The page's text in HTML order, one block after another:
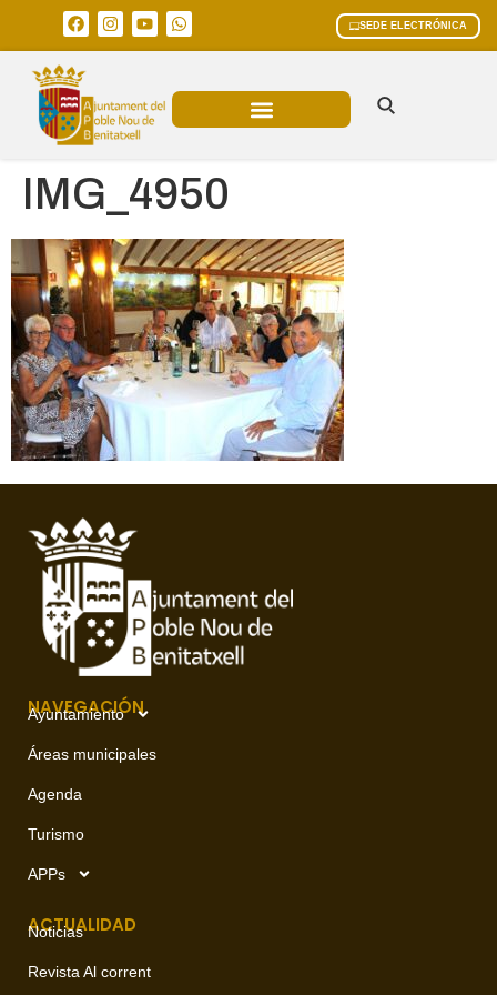
SEDE ELECTRÓNICA
IMG_4950
NAVEGACIÓN
Ayuntamiento
Áreas municipales
Agenda
Turismo
APPs
ACTUALIDAD
Noticias
Revista Al corrent